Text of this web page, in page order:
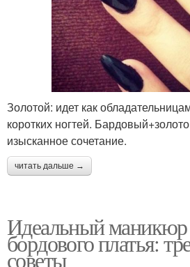
Золотой: идет как
коротких ногтей.
изысканное сочетание.
читать дальше →
Идеальный маникюр
бордового платья:
советы